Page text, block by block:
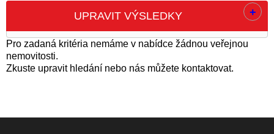
UPRAVIT VÝSLEDKY +
Pro zadaná kritéria nemáme v nabídce žádnou veřejnou
nemovitosti.
Zkuste upravit hledání nebo nás můžete kontaktovat.